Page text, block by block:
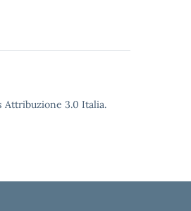
Attribuzione 3.0 Italia.